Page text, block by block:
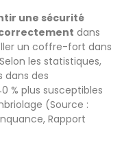
une sécurité
dans
un coffre-fort dans
les statistiques,
dans des
% plus susceptibles
(Source :
Rapport